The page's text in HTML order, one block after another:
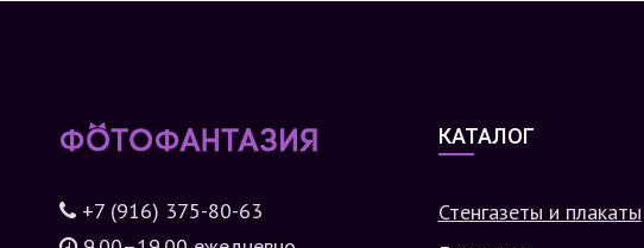
+7 (916) 375-80-63
КАТАЛОГ
Стенгазеты и плакаты